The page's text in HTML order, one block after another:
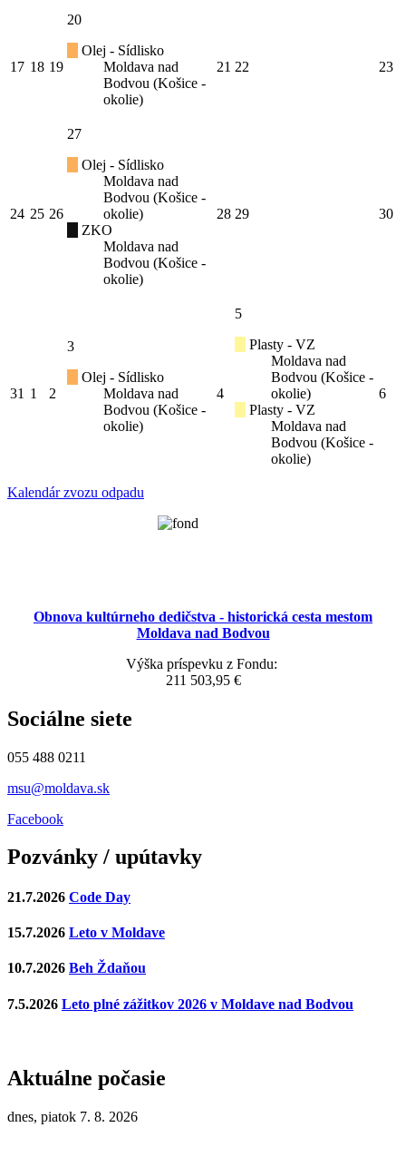
17 18 19
20
Olej - Sídlisko
Moldava nad
Bodvou (Košice -
okolie)
21 22 23
24 25 26
27
Olej - Sídlisko
Moldava nad
Bodvou (Košice -
okolie)
ZKO
Moldava nad
Bodvou (Košice -
okolie)
28 29 30
31 1 2
3
Olej - Sídlisko
Moldava nad
Bodvou (Košice -
okolie)
4
5
Plasty - VZ
Moldava nad
Bodvou (Košice -
okolie)
Plasty - VZ
Moldava nad
Bodvou (Košice -
okolie)
6
Kalendár zvozu odpadu
Obnova kultúrneho dedičstva - historická cesta mestom
Moldava nad Bodvou
Výška príspevku z Fondu:
211 503,95 €
Sociálne siete
055 488 0211
msu@moldava.sk
Facebook
Pozvánky / upútavky
21.7.2026 Code Day
15.7.2026 Leto v Moldave
10.7.2026 Beh Ždaňou
7.5.2026 Leto plné zážitkov 2026 v Moldave nad Bodvou
Aktuálne počasie
dnes, piatok 7. 8. 2026